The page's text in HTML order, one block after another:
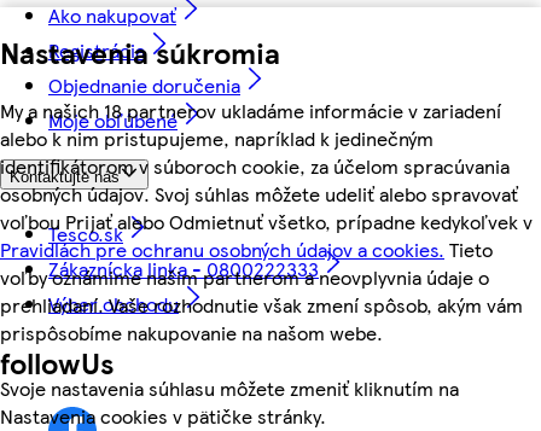
Nastavenia súkromia
My a našich 18 partnerov ukladáme informácie v zariadení
alebo k nim pristupujeme, napríklad k jedinečným
identifikátorom v súboroch cookie, za účelom spracúvania
osobných údajov. Svoj súhlas môžete udeliť alebo spravovať
voľbou Prijať alebo Odmietnuť všetko, prípadne kedykoľvek v
Pravidlách pre ochranu osobných údajov a cookies. Tieto
voľby oznámime našim partnerom a neovplyvnia údaje o
prehliadaní. Vaše rozhodnutie však zmení spôsob, akým vám
prispôsobíme nakupovanie na našom webe.
Svoje nastavenia súhlasu môžete zmeniť kliknutím na
Nastavenia cookies v pätičke stránky.
Ako nakupovať
Registrácia
Objednanie doručenia
Moje obľúbené
Kontaktujte nás
Tesco.sk
Zákaznícka linka - 0800222333
Výber obchodu
followUs